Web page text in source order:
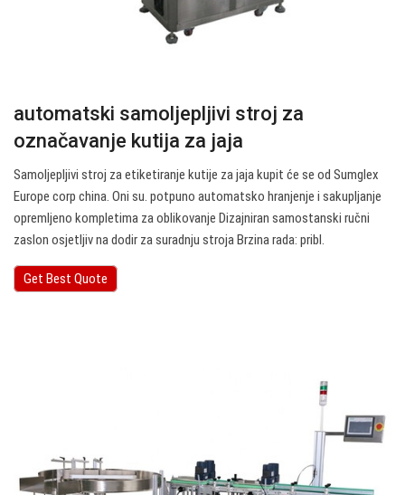
automatski samoljepljivi stroj za
označavanje kutija za jaja
Samoljepljivi stroj za etiketiranje kutije za jaja kupit će se od Sumglex
Europe corp china. Oni su. potpuno automatsko hranjenje i sakupljanje
opremljeno kompletima za oblikovanje Dizajniran samostanski ručni
zaslon osjetljiv na dodir za suradnju stroja Brzina rada: pribl.
Get Best Quote